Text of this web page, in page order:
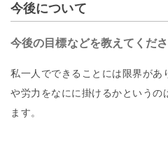
今後について
今後の目標などを教えてくださ
私一人でできることには限界があ
や労力をなにに掛けるかというの
ます。